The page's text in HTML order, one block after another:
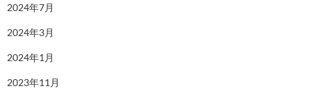
2024年7月
2024年3月
2024年1月
2023年11月